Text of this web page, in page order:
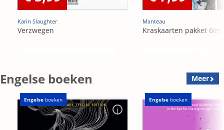
Karin Slaughter
Verzwegen
Manteau
Kraskaarten pakket 6in1
Engelse boeken Meer
Engelse boeken Engelse boeken